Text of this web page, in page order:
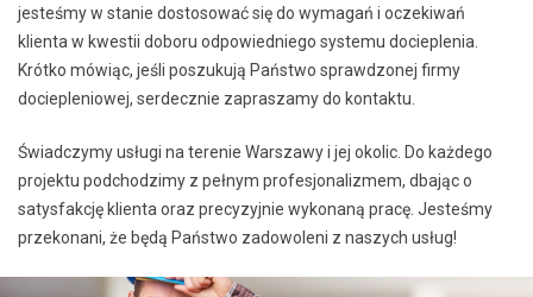
jesteśmy w stanie dostosować się do wymagań i oczekiwań
klienta w kwestii doboru odpowiedniego systemu docieplenia.
Krótko mówiąc, jeśli poszukują Państwo sprawdzonej firmy
dociepleniowej, serdecznie zapraszamy do kontaktu.
Świadczymy usługi na terenie Warszawy i jej okolic. Do każdego
projektu podchodzimy z pełnym profesjonalizmem, dbając o
satysfakcję klienta oraz precyzyjnie wykonaną pracę. Jesteśmy
przekonani, że będą Państwo zadowoleni z naszych usług!